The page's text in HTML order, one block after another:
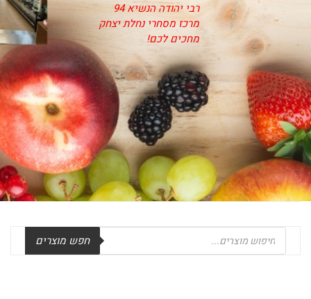
רבי יהודה הנשיא 94
מרכז מסחרי נחלת יצחק
מחכים לכם!
search
חפש מוצרים